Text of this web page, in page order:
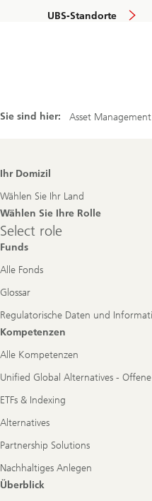
UBS-Standorte
Sie sind hier: Asset Management
Footer
Ihr Domizil
Wählen Sie Ihr Land
Wählen Sie Ihre Rolle
Select
role
Select role
Funds
Alle Fonds
Glossar
Regulatorische Daten und
Kompetenzen
Alle Kompetenzen
Unified Global Alternatives -
ETFs & Indexing
Alternatives
Partnership Solutions
Nachhaltiges Anlegen
Überblick